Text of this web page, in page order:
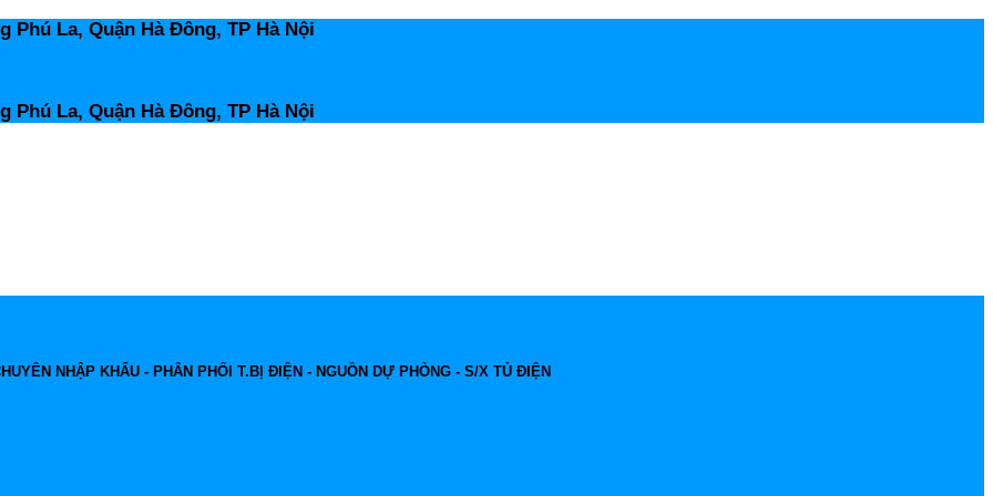
Phú La, Quận Hà Đông, TP Hà Nội
Phú La, Quận Hà Đông, TP Hà Nội
NHẬP KHẨU - PHÂN PHỐI T.BỊ ĐIỆN - NGUỒN DỰ PHÒNG - S/X TỦ ĐIỆN